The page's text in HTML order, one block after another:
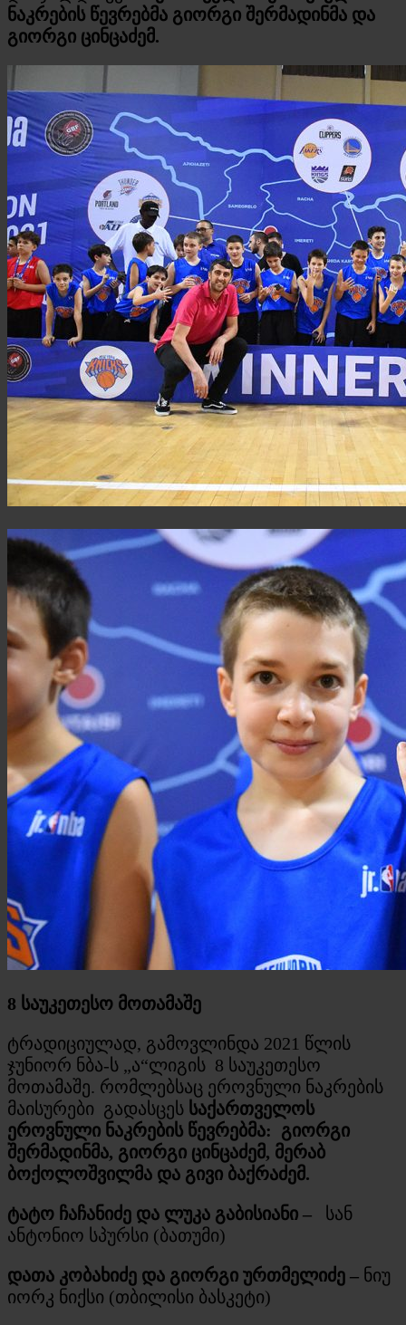
ნაკრების წევრებმა გიორგი შერმადინმა და
გიორგი ცინცაძემ.
8 საუკეთესო მოთამაშე
ტრადიციულად, გამოვლინდა 2021 წლის
ჯუნიორ ნბა-ს „ა“ლიგის 8 საუკეთესო
მოთამაშე. რომლებსაც ეროვნული ნაკრების
მაისურები გადასცეს საქართველოს
ეროვნული ნაკრების წევრებმა: გიორგი
შერმადინმა, გიორგი ცინცაძემ, მერაბ
ბოქოლოშვილმა და გივი ბაქრაძემ.
ტატო ჩაჩანიძე და ლუკა გაბისიანი –
სან
ანტონიო სპურსი (ბათუმი)
დათა კობახიძე და გიორგი ურთმელიძე – ნიუ
იორკ ნიქსი (თბილისი ბასკეტი)